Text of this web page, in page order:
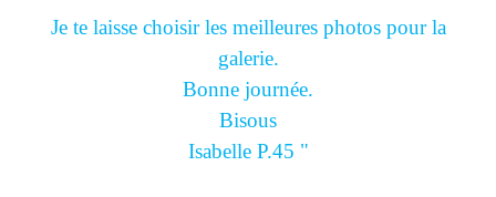
Je te laisse choisir les meilleures photos pour la
galerie.
Bonne journée.
Bisous
Isabelle P.45 "